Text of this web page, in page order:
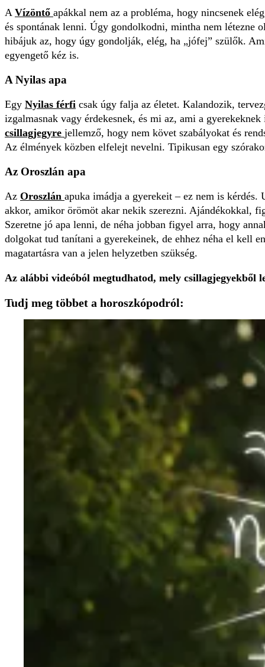
A Vízöntő apákkal nem az a probléma, hogy nincsenek
és spontának lenni. Úgy gondolkodni, mintha nem létezne
hibájuk az, hogy úgy gondolják, elég, ha „jófej” szülők.
egyengető kéz is.
A Nyilas apa
Egy Nyilas férfi csak úgy falja az életet. Kalandozik,
izgalmasnak vagy érdekesnek, és mi az, ami a
csillagjegyre jellemző, hogy nem követ szabályokat és
Az élmények közben elfelejt nevelni. Tipikusan egy
Az Oroszlán apa
Az Oroszlán apuka imádja a gyerekeit – ez nem is
akkor, amikor örömöt akar nekik szerezni. Ajándékokkal,
Szeretne jó apa lenni, de néha jobban figyel arra, hogy
dolgokat tud tanítani a gyerekeinek, de ehhez néha el kell
magatartásra van a jelen helyzetben szükség.
Az alábbi videóból megtudhatod, mely csillagjegyekből
Tudj meg többet a horoszkópodról: